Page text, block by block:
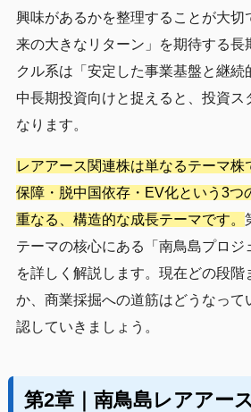
興味があるかを整理することが大切
来の大きなリターン」を期待する長
クル系は「安定した事業基盤と継続
中長期投資向けと捉えると、投資ス
なります。
レアアース関連株は単なるテーマ株
保障・脱中国依存・EV化という3つ
重なる、構造的な成長テーマです。
テーマの核心にある「南鳥島プロジ
を詳しく解説します。現在どの段階
か、商業採掘への道筋はどうなって
認していきましょう。
第2章｜南鳥島レアアー